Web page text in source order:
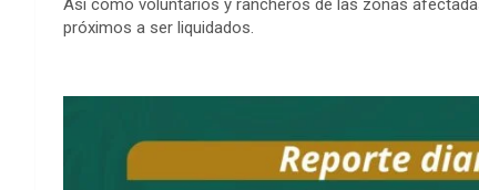
Así como voluntarios y rancheros de las zonas
próximos a ser liquidados.